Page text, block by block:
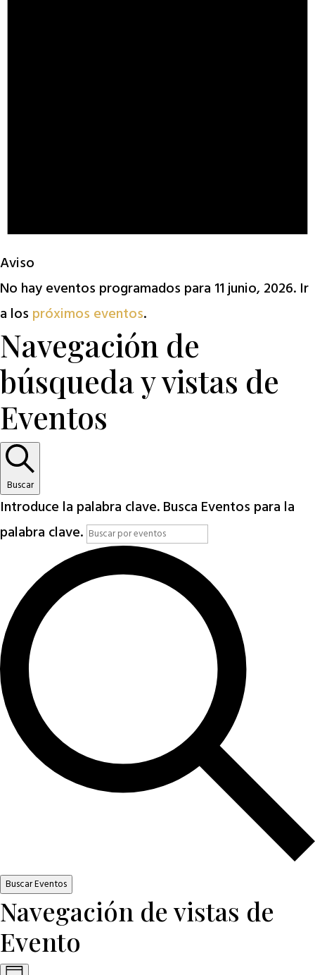
Aviso
No hay eventos programados para 11 junio, 2026. Ir
a los próximos eventos.
Navegación de
búsqueda y vistas de
Eventos
Buscar
Introduce la palabra clave. Busca Eventos para la
palabra clave.
Buscar Eventos
Navegación de vistas de
Evento